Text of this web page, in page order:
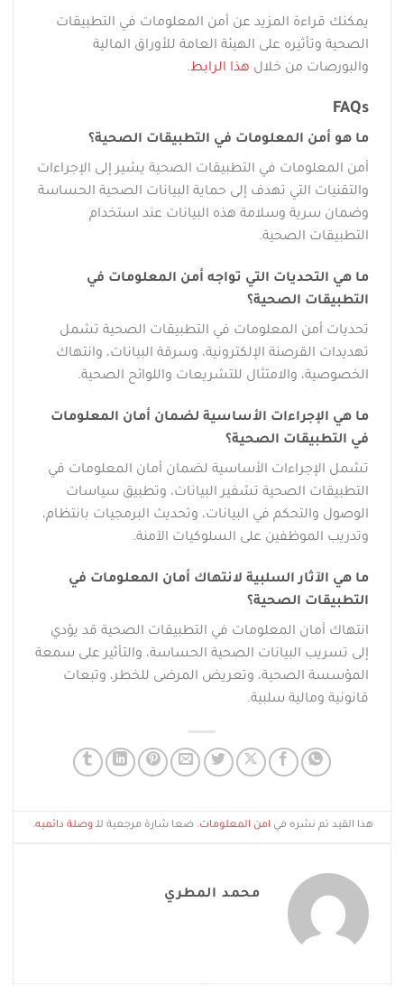
يمكنك قراءة المزيد عن أمن المعلومات في التطبيقات
الصحية وتأثيره على الهيئة العامة للأوراق المالية
والبورصات من خلال هذا الرابط.
FAQs
ما هو أمن المعلومات في التطبيقات الصحية؟
أمن المعلومات في التطبيقات الصحية يشير إلى الإجراءات
والتقنيات التي تهدف إلى حماية البيانات الصحية الحساسة
وضمان سرية وسلامة هذه البيانات عند استخدام
التطبيقات الصحية.
ما هي التحديات التي تواجه أمن المعلومات في
التطبيقات الصحية؟
تحديات أمن المعلومات في التطبيقات الصحية تشمل
تهديدات القرصنة الإلكترونية، وسرقة البيانات، وانتهاك
الخصوصية، والامتثال للتشريعات واللوائح الصحية.
ما هي الإجراءات الأساسية لضمان أمان المعلومات
في التطبيقات الصحية؟
تشمل الإجراءات الأساسية لضمان أمان المعلومات في
التطبيقات الصحية تشفير البيانات، وتطبيق سياسات
الوصول والتحكم في البيانات، وتحديث البرمجيات بانتظام،
وتدريب الموظفين على السلوكيات الآمنة.
ما هي الآثار السلبية لانتهاك أمان المعلومات في
التطبيقات الصحية؟
انتهاك أمان المعلومات في التطبيقات الصحية قد يؤدي
إلى تسريب البيانات الصحية الحساسة، والتأثير على سمعة
المؤسسة الصحية، وتعريض المرضى للخطر، وتبعات
قانونية ومالية سلبية.
هذا القيد تم نشره في امن المعلومات. ضعا شارة مرجعية للـوصلة دائميه.
محمد المطري